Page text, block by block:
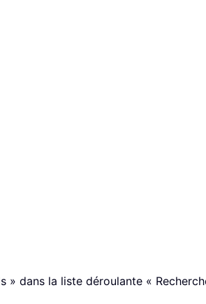
dans la liste déroulante «